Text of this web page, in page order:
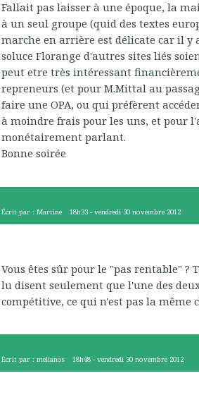
Fallait pas laisser à une époque, la
à un seul groupe (quid des textes
marche en arrière est délicate car il y
soluce Florange d'autres sites liés
peut etre très intéressant
repreneurs (et pour M.Mittal au
faire une OPA, ou qui préfèrent
à moindre frais pour les uns, et pour
monétairement parlant.
Bonne soirée
Écrit par : Martine 18h33 -vendredi 30 novembre 2012
Vous êtes sûr pour le "pas rentable" ?
lu disent seulement que l'une des
compétitive, ce qui n'est pas la même
Écrit par : melianos 18h48 -vendredi 30 novembre 2012